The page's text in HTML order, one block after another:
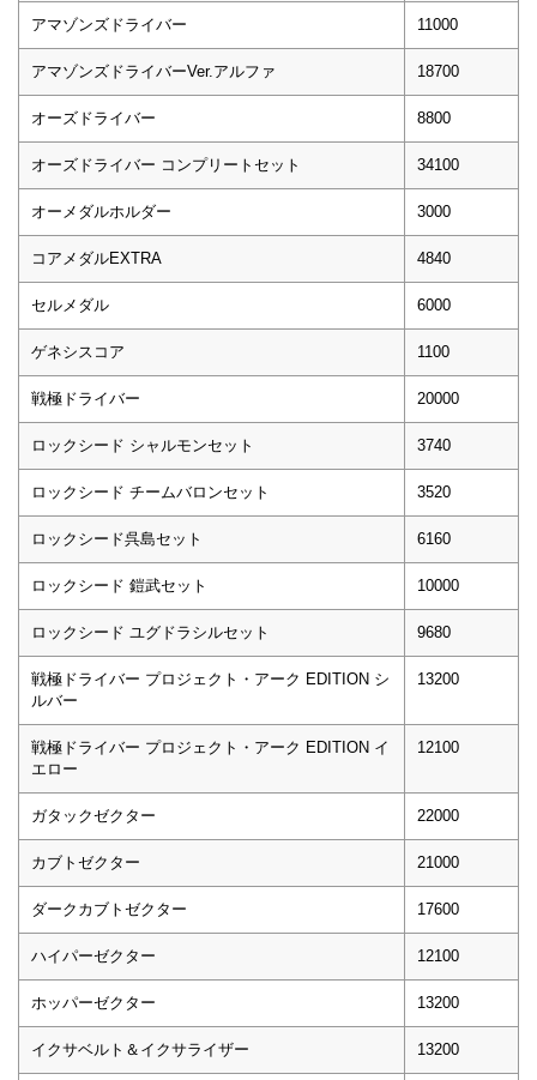
アマゾンズドライバー 11000
アマゾンズドライバーVer.アルファ 18700
オーズドライバー 8800
オーズドライバー コンプリートセット 34100
オーメダルホルダー 3000
コアメダルEXTRA 4840
セルメダル 6000
ゲネシスコア 1100
戦極ドライバー 20000
ロックシード シャルモンセット 3740
ロックシード チームバロンセット 3520
ロックシード呉島セット 6160
ロックシード 鎧武セット 10000
ロックシード ユグドラシルセット 9680
戦極ドライバー プロジェクト・アーク EDITION シ
ルバー
13200
戦極ドライバー プロジェクト・アーク EDITION イ
エロー
12100
ガタックゼクター 22000
カブトゼクター 21000
ダークカブトゼクター 17600
ハイパーゼクター 12100
ホッパーゼクター 13200
イクサベルト＆イクサライザー 13200